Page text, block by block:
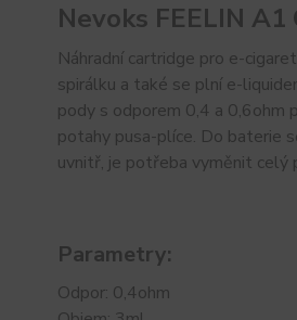
Nevoks FEELIN
Náhradní cartridge pro e-
spirálku a také se plní e-
pody s odporem 0,4 a 0,6ohm
potahy pusa-plíce. Do baterie
uvnitř, je potřeba vyměnit celý
Parametry:
Odpor: 0,4ohm